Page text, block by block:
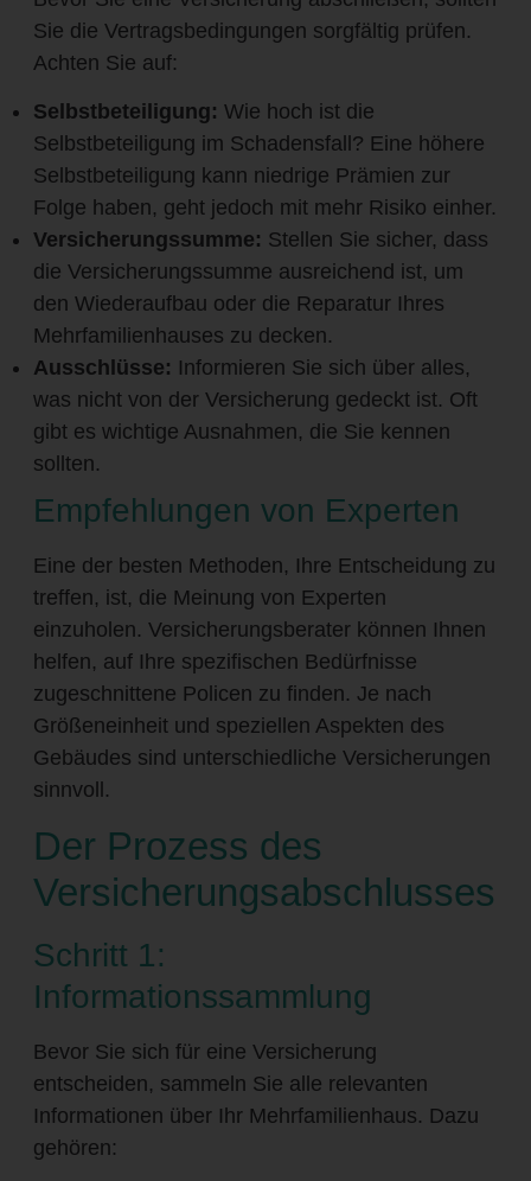
Sie die Vertragsbedingungen sorgfältig prüfen.
Achten Sie auf:
Selbstbeteiligung: Wie hoch ist die
Selbstbeteiligung im Schadensfall? Eine höhere
Selbstbeteiligung kann niedrige Prämien zur
Folge haben, geht jedoch mit mehr Risiko einher.
Versicherungssumme: Stellen Sie sicher, dass
die Versicherungssumme ausreichend ist, um
den Wiederaufbau oder die Reparatur Ihres
Mehrfamilienhauses zu decken.
Ausschlüsse: Informieren Sie sich über alles,
was nicht von der Versicherung gedeckt ist. Oft
gibt es wichtige Ausnahmen, die Sie kennen
sollten.
Empfehlungen von Experten
Eine der besten Methoden, Ihre Entscheidung zu
treffen, ist, die Meinung von Experten
einzuholen. Versicherungsberater können Ihnen
helfen, auf Ihre spezifischen Bedürfnisse
zugeschnittene Policen zu finden. Je nach
Größeneinheit und speziellen Aspekten des
Gebäudes sind unterschiedliche Versicherungen
sinnvoll.
Der Prozess des
Versicherungsabschlusses
Schritt 1:
Informationssammlung
Bevor Sie sich für eine Versicherung
entscheiden, sammeln Sie alle relevanten
Informationen über Ihr Mehrfamilienhaus. Dazu
gehören: